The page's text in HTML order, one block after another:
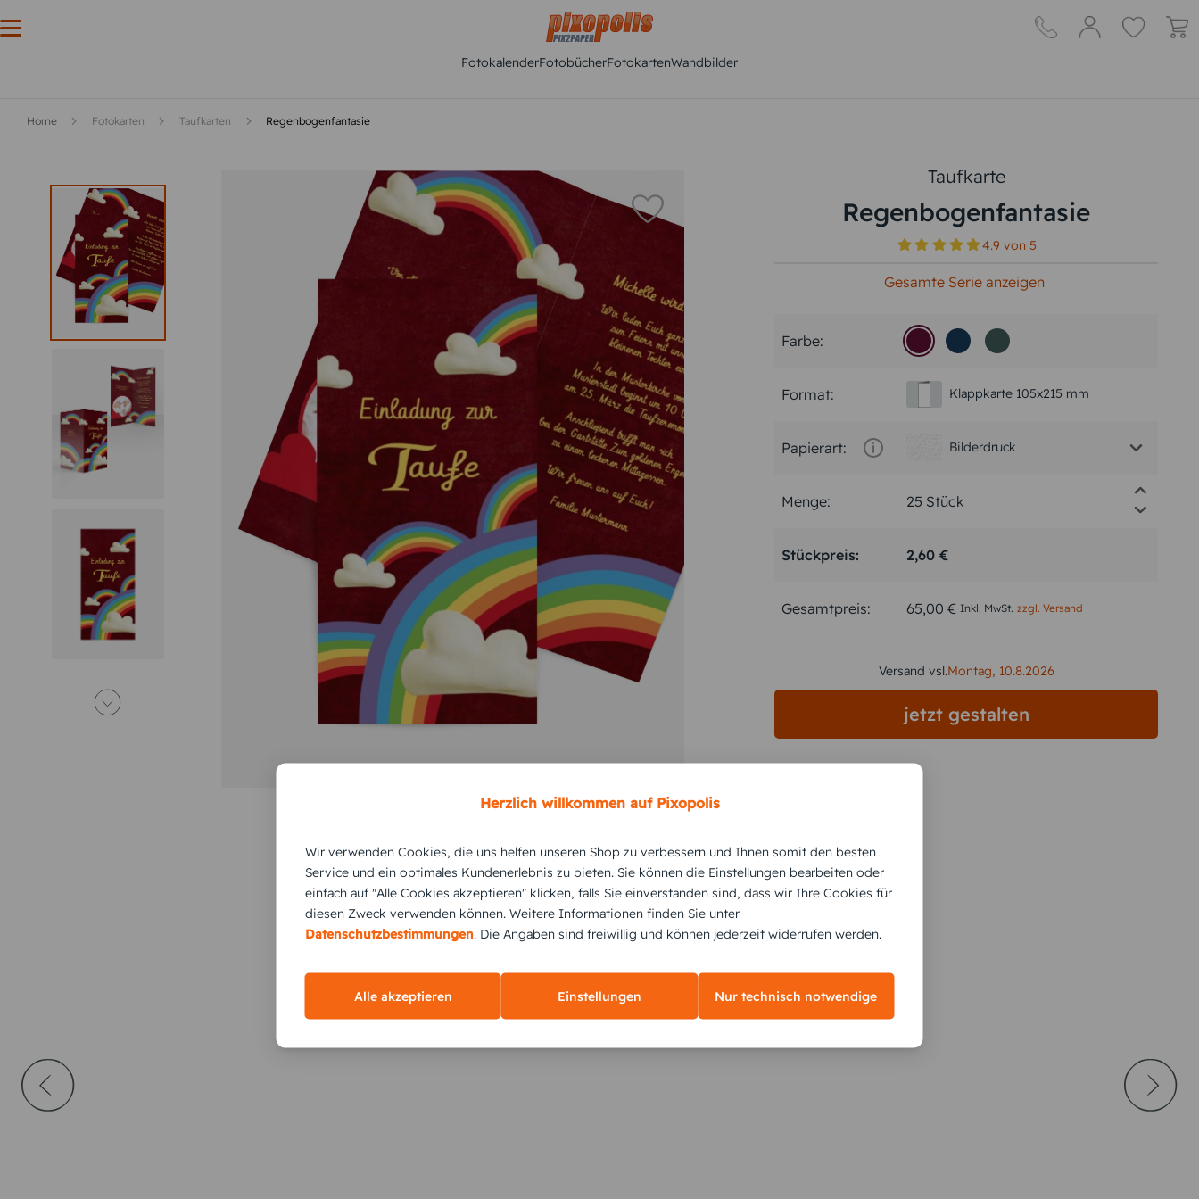
FotokalenderFotobücherFotokartenWandbilder
Home Fotokarten Taufkarten Regenbogenfantasie
Taufkarte
Regenbogenfantasie
4.9 von 5
Gesamte Serie anzeigen
Farbe:
Format: Klappkarte 105x215 mm
Papierart: Bilderdruck
Menge:
Stückpreis: 2,60 €
Gesamtpreis: 65,00 € Inkl. MwSt. zzgl. Versand
Versand vsl.Montag, 10.8.2026
jetzt gestalten
KUNDEN GEFÄLLT AUCH
Herzlich willkommen auf Pixopolis
Wir verwenden Cookies, die uns helfen unseren Shop zu verbessern und Ihnen somit den besten
Service und ein optimales Kundenerlebnis zu bieten. Sie können die Einstellungen bearbeiten oder
einfach auf "Alle Cookies akzeptieren" klicken, falls Sie einverstanden sind, dass wir Ihre Cookies für
diesen Zweck verwenden können. Weitere Informationen finden Sie unter
Datenschutzbestimmungen. Die Angaben sind freiwillig und können jederzeit widerrufen werden.
Alle akzeptieren Einstellungen Nur technisch notwendige